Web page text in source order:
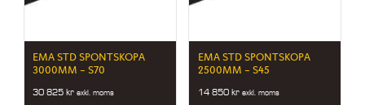
EMA STD SPONTSKOPA
3000MM – S70
30 825kr exkl. moms
EMA STD SPONTSKOPA
2500MM – S45
14 850 kr exkl. moms